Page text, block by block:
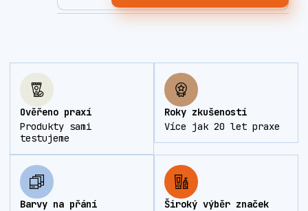
Ověřeno praxí
Produkty sami
testujeme
Roky zkušeností
Více jak 20 let praxe
Barvy na přání
Široký výběr značek